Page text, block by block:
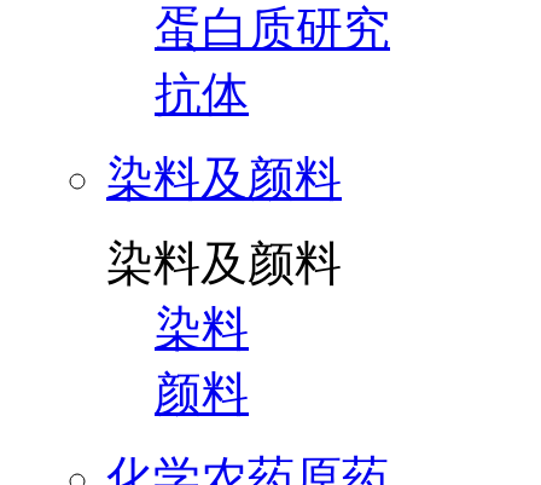
蛋白质研究
抗体
染料及颜料
染料及颜料
染料
颜料